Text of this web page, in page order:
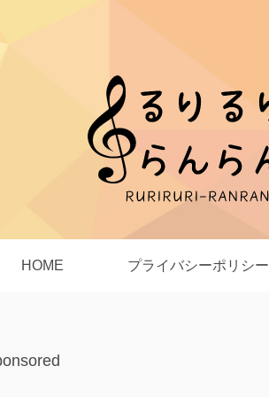
HOME プライバシーポリシー